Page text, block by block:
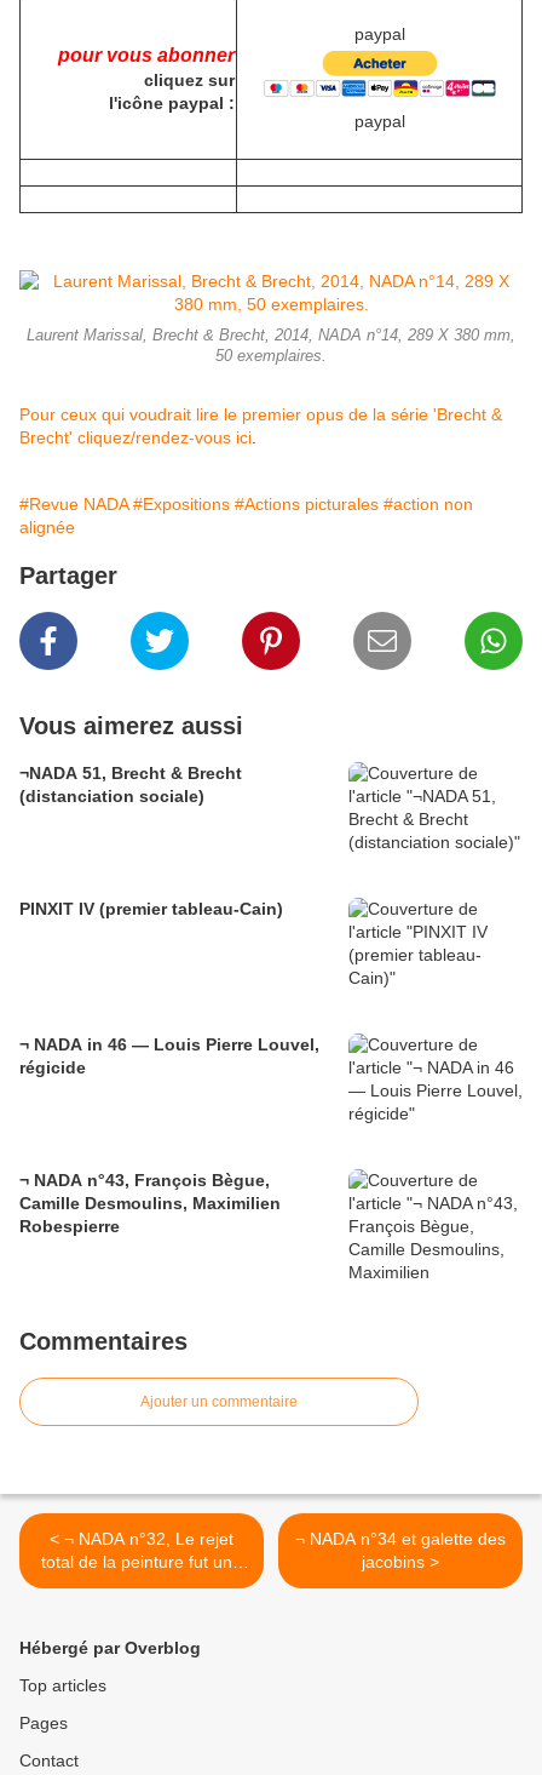
pour vous abonner
cliquez sur
l'icône paypal :
paypal
paypal
Laurent Marissal, Brecht & Brecht, 2014, NADA n°14, 289 X 380 mm,
50 exemplaires.
Pour ceux qui voudrait lire le premier opus de la série 'Brecht &
Brecht' cliquez/rendez-vous ici
#Revue NADA #Expositions #Actions picturales #action non
alignée
Partager
Vous aimerez aussi
¬NADA 51, Brecht & Brecht
(distanciation sociale)
PINXIT IV (premier tableau-Cain)
¬ NADA in 46 — Louis Pierre Louvel,
régicide
¬ NADA n°43, François Bègue,
Camille Desmoulins, Maximilien
Robespierre
Commentaires
Ajouter un commentaire
< ¬ NADA n°32, Le rejet
total de la peinture fut une
erreur
¬ NADA n°34 et galette des
jacobins >
Hébergé par Overblog
Top articles
Pages
Contact